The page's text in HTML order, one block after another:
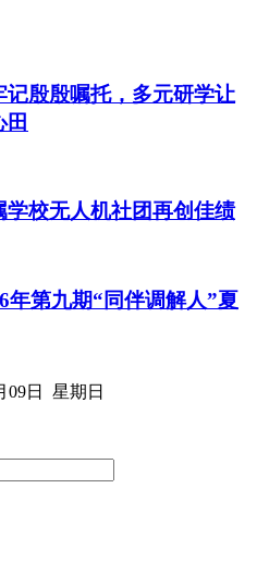
记殷殷嘱托，多元研学让
田
校无人机社团再创佳绩
年第九期“同伴调解人”夏
09日 星期日